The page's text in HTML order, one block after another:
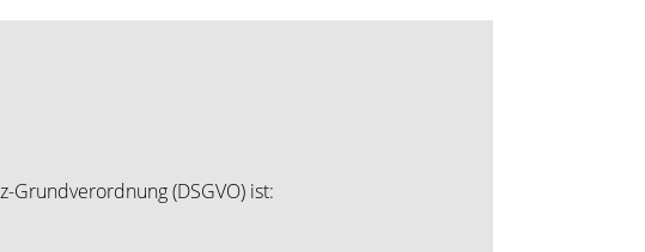
(DSGVO) ist: